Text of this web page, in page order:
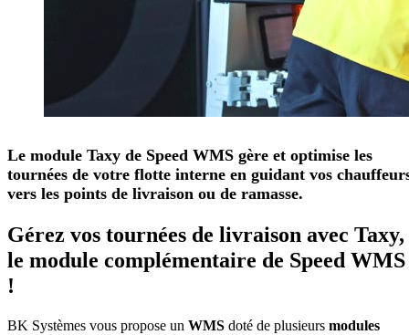
Le module Taxy de Speed WMS gère et optimise les
tournées de votre flotte interne en guidant vos
vers les points de livraison ou de ramasse.
Gérez vos tournées de livraison avec Taxy,
le module complémentaire de Speed WMS
!
BK Systèmes vous propose un WMS doté de plusieurs modules